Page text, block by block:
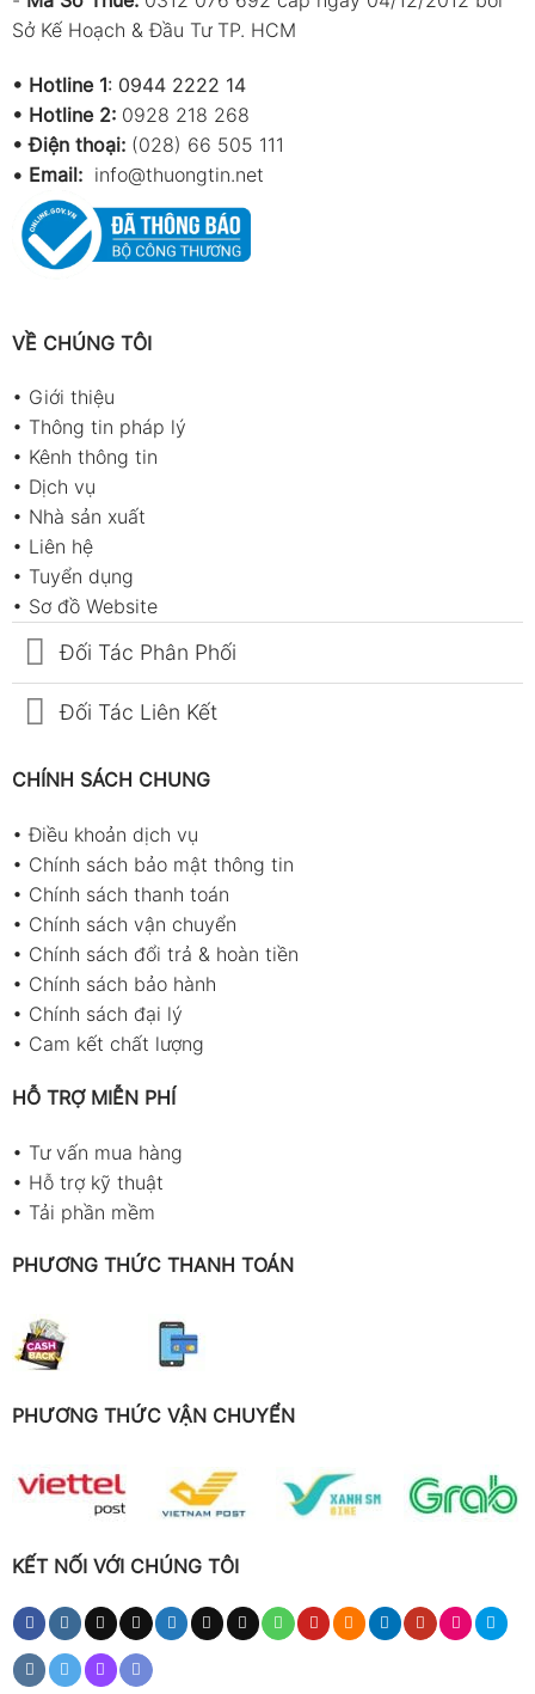
Sở Kế Hoạch & Đầu Tư TP. HCM
• Hotline 1: 0944 2222 14
• Hotline 2: 0928 218 268
• Điện thoại: (028) 66 505 111
• Email: info@thuongtin.net
VỀ CHÚNG TÔI
• Giới thiệu
• Thông tin pháp lý
• Kênh thông tin
• Dịch vụ
• Nhà sản xuất
• Liên hệ
• Tuyển dụng
• Sơ đồ Website
Đối Tác Phân Phối
Đối Tác Liên Kết
CHÍNH SÁCH CHUNG
•Điều khoản dịch vụ
• Chính sách bảo mật thông tin
• Chính sách thanh toán
• Chính sách vận chuyển
• Chính sách đổi trả & hoàn tiền
• Chính sách bảo hành
• Chính sách đại lý
• Cam kết chất lượng
HỖ TRỢ MIỄN PHÍ
• Tư vấn mua hàng
• Hỗ trợ kỹ thuật
• Tải phần mềm
PHƯƠNG THỨC THANH TOÁN
PHƯƠNG THỨC VẬN CHUYỂN
KẾT NỐI VỚI CHÚNG TÔI